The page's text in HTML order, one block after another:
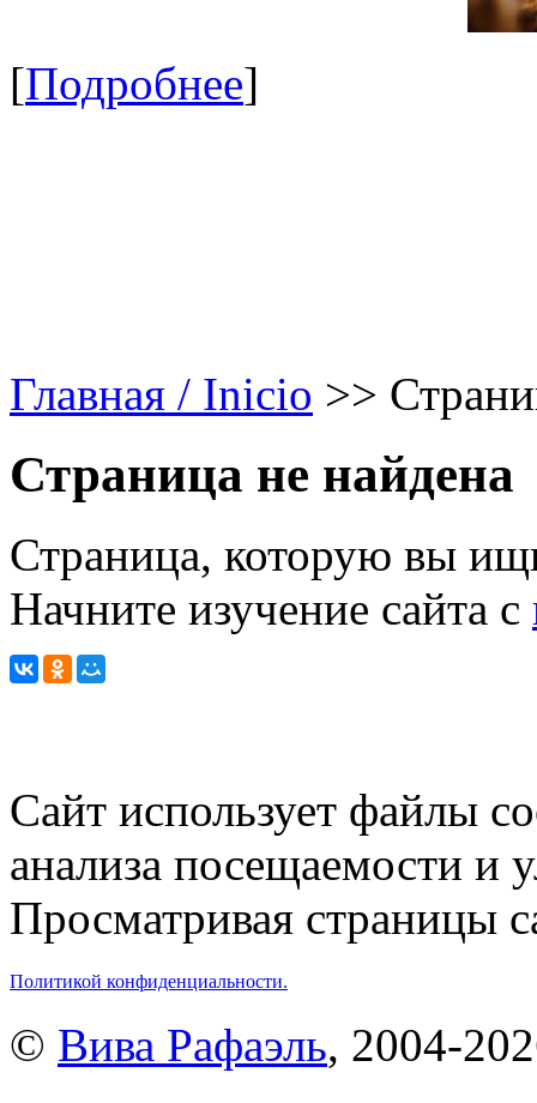
[Подробнее]
Главная / Inicio >>
Страница не найдена
Страница, которую вы
Начните изучение сайта с
Сайт использует файлы
анализа посещаемости и
Просматривая страницы
Политикой конфиденциальности.
© Вива Рафаэль, 2004-